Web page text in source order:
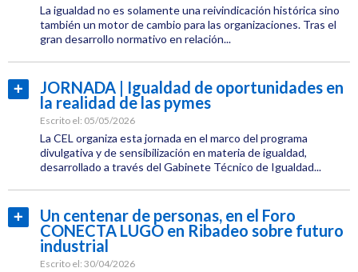
Jornadas
Igualdad
La igualdad no es solamente una reivindicación histórica sino
también un motor de cambio para las organizaciones. Tras el
gran desarrollo normativo en relación...
Igualdad
Etiquetas:
CEL
Jornadas
Igualdad
JORNADA | Igualdad de oportunidades en
la realidad de las pymes
Escrito el: 05/05/2026
La CEL organiza esta jornada en el marco del programa
divulgativa y de sensibilización en materia de igualdad,
desarrollado a través del Gabinete Técnico de Igualdad...
más...
Igualdad
Etiquetas:
CEL
Un centenar de personas, en el Foro
CONECTA LUGO en Ribadeo sobre futuro
industrial
Escrito el: 30/04/2026
Leer
más...